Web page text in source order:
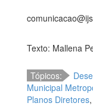
Texto: Mallena
Tópicos:
Municipal
Planos Diretores,